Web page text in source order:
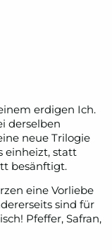
erdigen Ich.
derselben
neue Trilogie
einheizt, statt
besänftigt.
eine Vorliebe
sind für
Pfeffer, Safran,